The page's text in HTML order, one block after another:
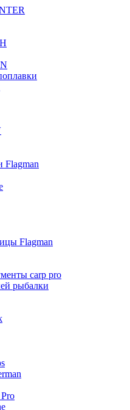
Flagman
Flagman
carp pro
рыбалки